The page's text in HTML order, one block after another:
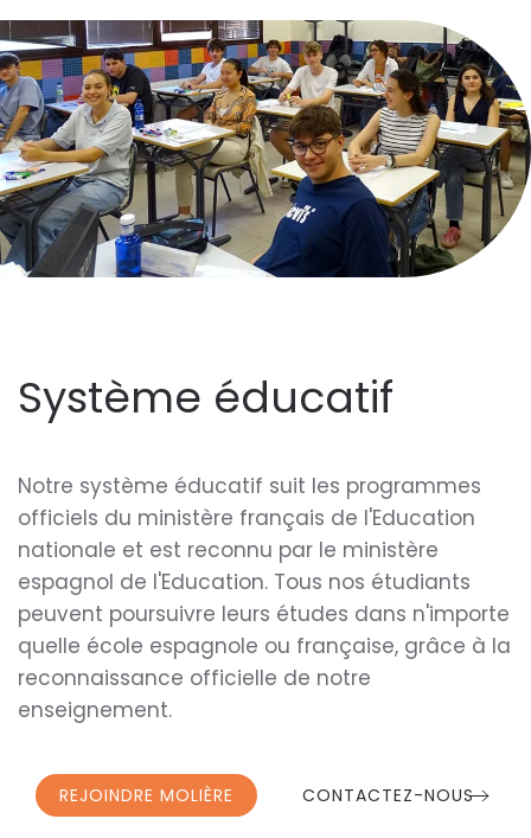
Système éducatif
Notre système éducatif suit les programmes
officiels du ministère français de l'Education
nationale et est reconnu par le ministère
espagnol de l'Education. Tous nos étudiants
peuvent poursuivre leurs études dans n'importe
quelle école espagnole ou française, grâce à la
reconnaissance officielle de notre
enseignement.
REJOINDRE MOLIÈRE CONTACTEZ-NOUS